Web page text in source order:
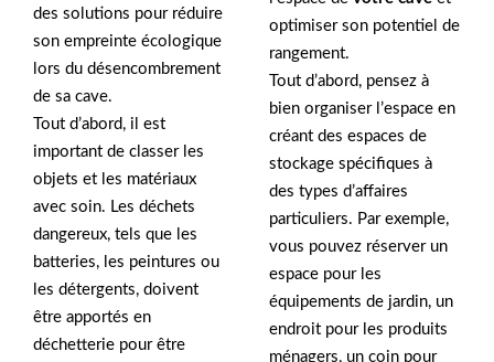
des solutions pour réduire
son empreinte écologique
lors du désencombrement
de sa cave.
Tout d’abord, il est
important de classer les
objets et les matériaux
avec soin. Les déchets
dangereux, tels que les
batteries, les peintures ou
les détergents, doivent
être apportés en
déchetterie pour être
optimiser son potentiel de
rangement.
Tout d’abord, pensez à
bien organiser l’espace en
créant des espaces de
stockage spécifiques à
des types d’affaires
particuliers. Par exemple,
vous pouvez réserver un
espace pour les
équipements de jardin, un
endroit pour les produits
ménagers, un coin pour